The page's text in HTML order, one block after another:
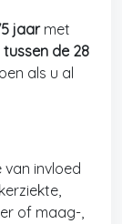
jaarmet
tussen de 28
als u al
van invloed
of maag-,